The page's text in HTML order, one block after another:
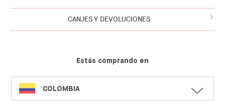
CANJES Y DEVOLUCIONES
Estás comprando en
SELECT
LANGUAGE
COLOMBIA